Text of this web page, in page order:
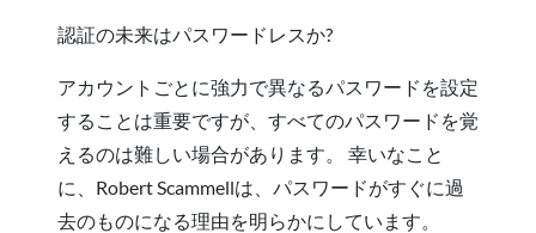
認証の未来はパスワードレスか?
アカウントごとに強力で異なるパスワードを設定
することは重要ですが、すべてのパスワードを覚
えるのは難しい場合があります。 幸いなこと
に、Robert Scammellは、パスワードがすぐに過
去のものになる理由を明らかにしています。